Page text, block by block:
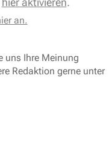
an.
uns Ihre Meinung
Redaktion gerne unter